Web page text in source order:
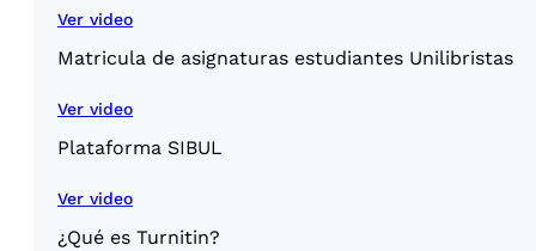
Ver video
Matricula de asignaturas estudiantes Unilibristas
Ver video
Plataforma SIBUL
Ver video
¿Qué es Turnitin?